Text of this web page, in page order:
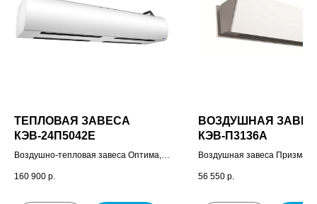
ТЕПЛОВАЯ ЗАВЕСА
КЭВ-24П5042E
Воздушно-тепловая завеса Оптима,
крепежных кронштейнов, паспорт.
160 900 р.
ВОЗДУШНАЯ
КЭВ-П3136A
Воздушная завеса Призма-1,
56 550 р.